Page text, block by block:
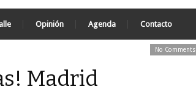
Opinión Agenda Contacto
No Comments
Madrid